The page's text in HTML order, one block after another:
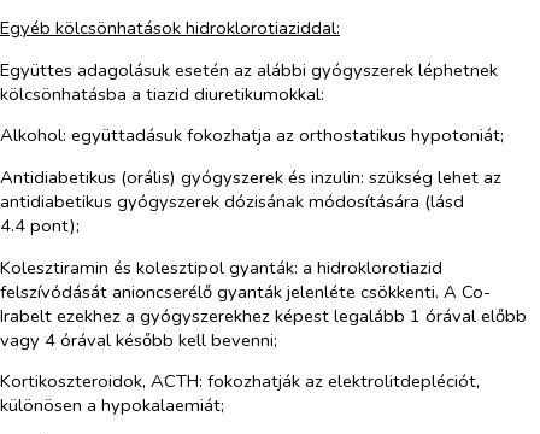
Egyéb kölcsönhatások hidroklorotiaziddal:
Együttes adagolásuk esetén az alábbi gyógyszerek léphetnek
kölcsönhatásba a tiazid diuretikumokkal:
Alkohol: együttadásuk fokozhatja az orthostatikus hypotoniát;
Antidiabetikus (orális) gyógyszerek és inzulin: szükség lehet az
antidiabetikus gyógyszerek dózisának módosítására (lásd
4.4 pont);
Kolesztiramin és kolesztipol gyanták: a hidroklorotiazid
felszívódását anioncserélő gyanták jelenléte csökkenti. A Co-
Irabelt ezekhez a gyógyszerekhez képest legalább 1 órával előbb
vagy 4 órával később kell bevenni;
Kortikoszteroidok, ACTH: fokozhatják az elektrolitdepléciót,
különösen a hypokalaemiát;